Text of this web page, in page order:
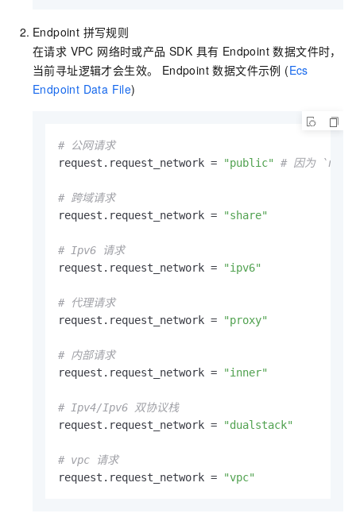
Endpoint 拼写规则
在请求 VPC 网络时或产品 SDK 具有 Endpoint 数据文件时，
当前寻址逻辑才会生效。 Endpoint 数据文件示例 (Ecs
Endpoint Data File)
# 公网请求
request.request_network =
"public" # 因为
# 跨域请求
request.request_network =
"share"
# Ipv6 请求
request.request_network =
"ipv6"
# 代理请求
request.request_network =
"proxy"
# 内部请求
request.request_network =
"inner"
# Ipv4/Ipv6 双协议栈
request.request_network =
"dualstack"
# vpc 请求
request.request_network =
"vpc"